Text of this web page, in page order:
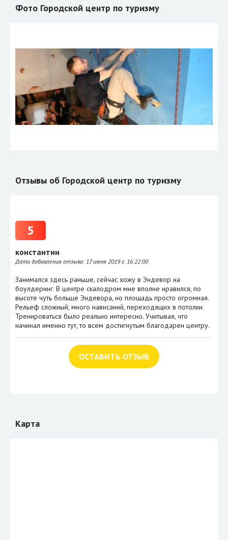
Фото Городской центр по туризму
Отзывы об Городской центр по туризму
константин
Дата добавления отзыва: 17 июня 2019 г. 16:22:00
5
Занимался здесь раньше, сейчас хожу в Эндевор на
боулдеринг. В центре скалодром мне вполне нравился, по
высоте чуть больше Эндевора, но площадь просто огромная.
Рельеф сложный, много нависаний, переходящих в потолки.
Тренироваться было реально интересно. Учитывая, что
начинал именно тут, то всем достигнутым благодарен центру.
ОСТАВИТЬ ОТЗЫВ
Карта